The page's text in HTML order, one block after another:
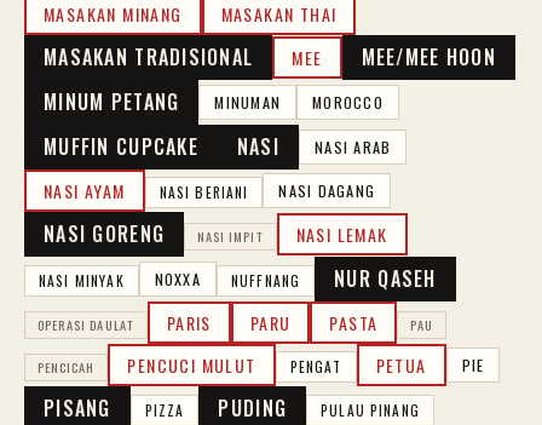
MASAKAN MINANG MASAKAN THAI
MASAKAN TRADISIONAL MEE
MEE/MEE HOON
MINUM PETANG
MINUMAN MOROCCO
MUFFIN CUPCAKE NASI NASI ARAB
NASI AYAM NASI BERIANI NASI DAGANG
NASI GORENG NASI IMPIT NASI LEMAK
NASI MINYAK NOXXA NUFFNANG NUR QASEH
OPERASI DAULAT PARIS PARU PASTA PAU
PENCICAH PENCUCI MULUT PENGAT PETUA PIE
PISANG PIZZA PUDING PULAU PINANG